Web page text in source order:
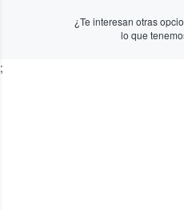
¿Te interesan otras
lo que
;